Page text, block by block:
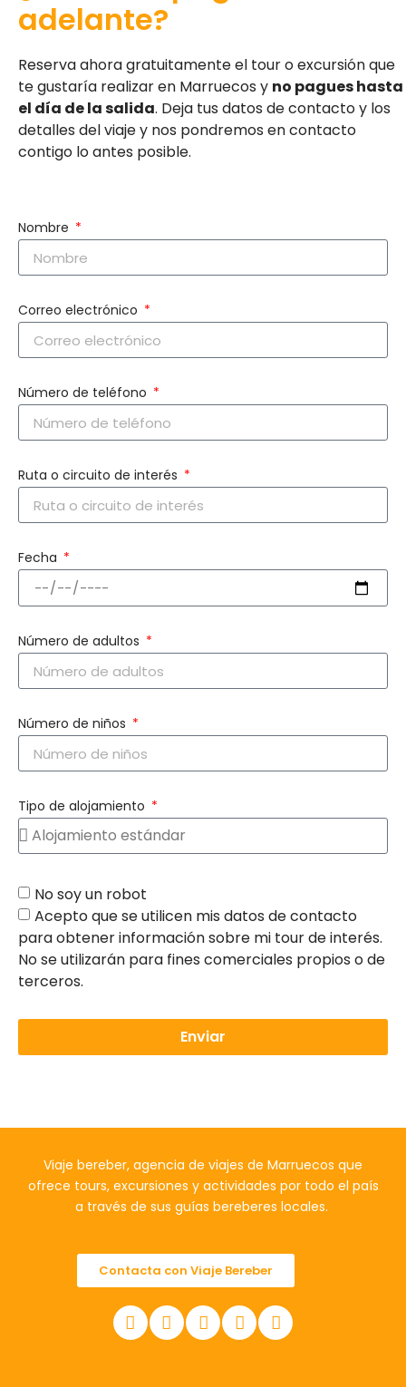
adelante?
Reserva ahora gratuitamente el tour o excursión que
te gustaría realizar en Marruecos y no pagues hasta
el día de la salida. Deja tus datos de contacto y los
detalles del viaje y nos pondremos en contacto
contigo lo antes posible.
Nombre
Correo electrónico
Número de teléfono
Ruta o circuito de interés
Fecha
Número de adultos
Número de niños
Tipo de alojamiento
No soy un robot
Acepto que se utilicen mis datos de contacto
para obtener información sobre mi tour de interés.
No se utilizarán para fines comerciales propios o de
terceros.
Enviar
Viaje bereber, agencia de viajes de Marruecos que
ofrece tours, excursiones y actividades por todo el país
a través de sus guías bereberes locales.
Contacta con Viaje Bereber